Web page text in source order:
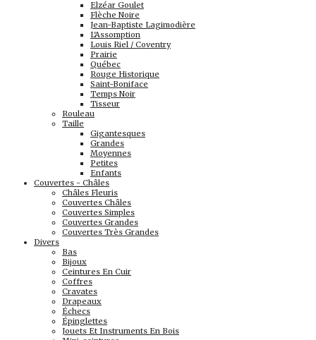
Elzéar Goulet
Flèche Noire
Jean-Baptiste Lagimodière
L'Assomption
Louis Riel / Coventry
Prairie
Québec
Rouge Historique
Saint-Boniface
Temps Noir
Tisseur
Rouleau
Taille
Gigantesques
Grandes
Moyennes
Petites
Enfants
Couvertes - Châles
Châles Fleuris
Couvertes Châles
Couvertes Simples
Couvertes Grandes
Couvertes Très Grandes
Divers
Bas
Bijoux
Ceintures En Cuir
Coffres
Cravates
Drapeaux
Échecs
Épinglettes
Jouets Et Instruments En Bois